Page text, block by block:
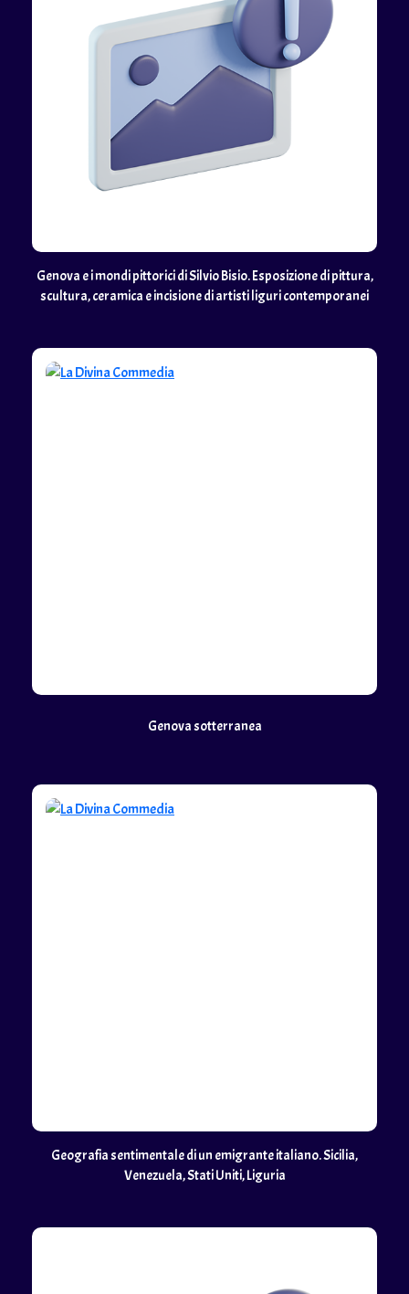
Genova e i mondi pittorici di Silvio Bisio. Esposizione di pittura,
scultura, ceramica e incisione di artisti liguri contemporanei
Genova sotterranea
Geografia sentimentale di un emigrante italiano. Sicilia,
Venezuela, Stati Uniti, Liguria